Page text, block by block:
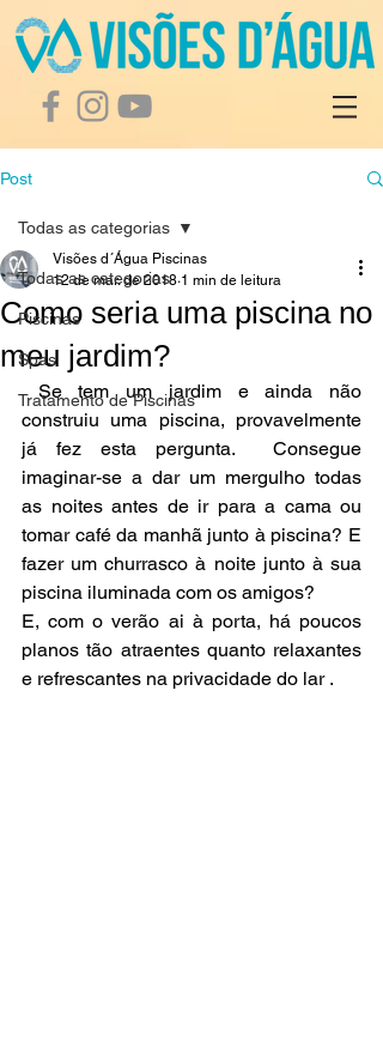
Post
Todas as categorias
Piscinas
Spas
Tratamento de Piscinas
Todas as categorias
Como seria uma piscina no
meu jardim?
Visões d´Água Piscinas
12 de mar. de 2018 1 min de leitura
Se tem um jardim e ainda não
construiu uma piscina, provavelmente
já fez esta pergunta.  Consegue
imaginar-se a dar um mergulho todas
as noites antes de ir para a cama ou
tomar café da manhã junto à piscina? E
fazer um churrasco à noite junto à sua
piscina iluminada com os amigos?
E, com o verão ai à porta, há poucos
planos tão atraentes quanto relaxantes
e refrescantes na privacidade do lar .